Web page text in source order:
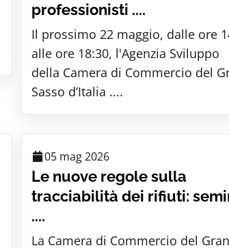
professionisti ....
Il prossimo 22 maggio, dalle ore
alle ore 18:30, l'Agenzia Sviluppo
della Camera di Commercio del
Sasso d’Italia ....
05 mag 2026
Le nuove regole sulla
tracciabilità dei rifiuti:
....
La Camera di Commercio del